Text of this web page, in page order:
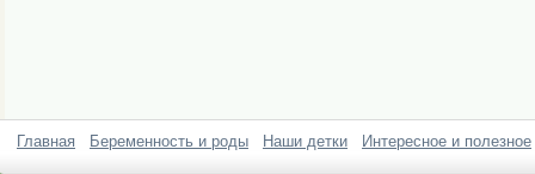
Главная Беременность и роды Наши детки Интересное и полезное